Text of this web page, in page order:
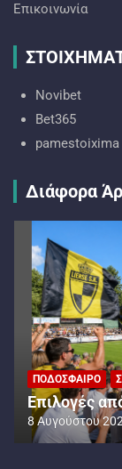
Επικοινωνία
Novibet
Bet365
pamestoixima
Διάφορα
ΠΟΔΌΣΦΑΙΡΟ
Επιλογές
8 Αυγούστου